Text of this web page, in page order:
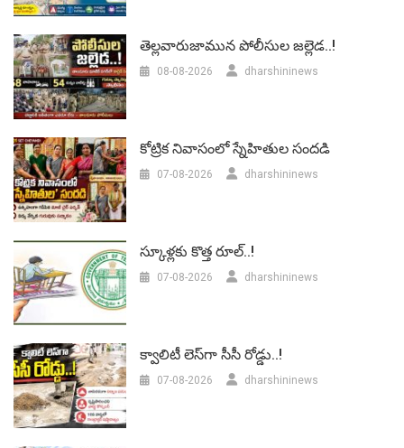
తెల్లవారుజామున పోలీసుల జల్లెడ..!
08-08-2026 dharshininews
కోట్రిక నివాసంలో స్నేహితుల సందడి
07-08-2026 dharshininews
స్కూళ్లకు కొత్త రూల్..!
07-08-2026 dharshininews
క్వాలిటీ లెస్‌గా సీసీ రోడ్డు..!
07-08-2026 dharshininews